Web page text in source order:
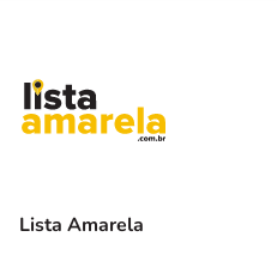
Lista Amarela